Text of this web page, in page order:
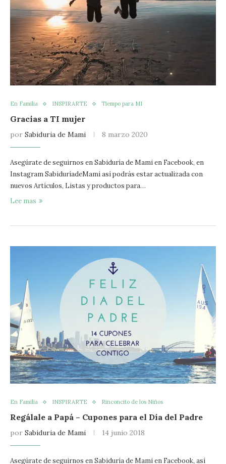
En Familia INSPIRARTE Tiempo para MI
Gracias a TI mujer
por Sabiduria de Mami 8 marzo 2020
Asegúrate de seguirnos en Sabiduría de Mami en Facebook, en
Instagram SabiduríadeMami así podrás estar actualizada con
nuevos Artículos, Listas y productos para…
Lee mas
En Familia INSPIRARTE Rinconcito de los Niños
Regálale a Papá – Cupones para el Día del Padre
por Sabiduria de Mami 14 junio 2018
Asegúrate de seguirnos en Sabiduría de Mami en Facebook, así